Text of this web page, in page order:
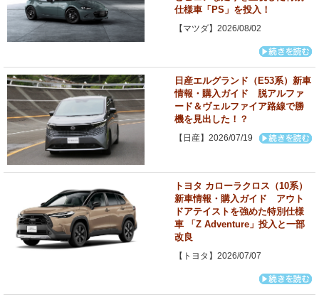
仕様車「PS」を投入！
【マツダ】2026/08/02
日産エルグランド（E53系）新車
情報・購入ガイド 脱アルファ
ード＆ヴェルファイア路線で勝
機を見出した！？
【日産】2026/07/19
トヨタ カローラクロス（10系）
新車情報・購入ガイド アウト
ドアテイストを強めた特別仕様
車 「Z Adventure」投入と一部
改良
【トヨタ】2026/07/07